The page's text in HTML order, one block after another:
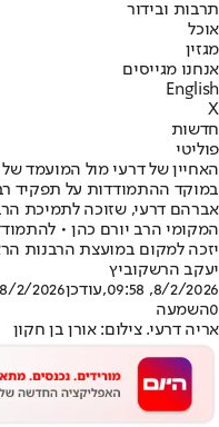
תרבות ובידור
אוכל
מגזין
אנחנו מגייסים
English
X
חדשות
פוליטי
האחיין של דרעי מול המועמד
במוקד ההתמודדות על תפקיד
אברהם דרעי, שזוכה לתמיכת
המקומי הרב יורם כהן •
יזכה למקום במועצת הרבנות
יעקב הרשקוביץ
8/2/2026, 09:58
,עודכן8/2/2026, 09:58
0השמעה
אריה דרעי. צילום: אורן בן חקון